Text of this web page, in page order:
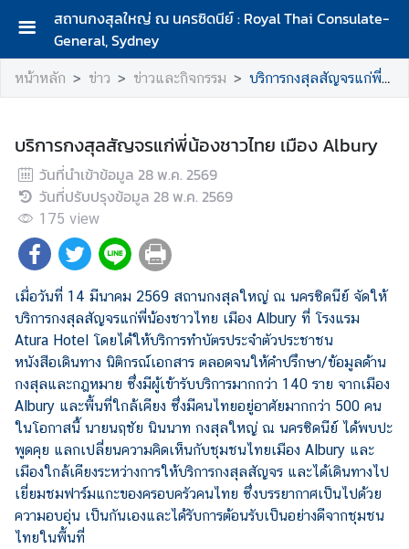
สถานกงสุลใหญ่ ณ นครซิดนีย์ : Royal Thai Consulate-
General, Sydney
ห
น้
ลั
ก
เ
กี่
ย
ว
กั
บ
ส
ถ
า
น
ก
ง
สุ
ล
ใ
ห
หน้าหลัก ข่าว ข่าวและกิจกรรม บริการกงสุลสัญจรแก่พี่น้องชาวไทย เมือง Albury
บริการกงสุลสัญจรแก่พี่น้องชาวไทย เมือง Albury
วันที่นำเข้าข้อมูล 28 พ.ค. 2569
วันที่ปรับปรุงข้อมูล 28 พ.ค. 2569
175 view
เมื่อวันที่ 14 มีนาคม 2569 สถานกงสุลใหญ่ ณ นครซิดนีย์ จัดให้
บริการกงสุลสัญจรแก่พี่น้องชาวไทย เมือง Albury ที่ โรงแรม
Atura Hotel โดยได้ให้บริการทำบัตรประจำตัวประชาชน
หนังสือเดินทาง นิติกรณ์เอกสาร ตลอดจนให้คำปรึกษา/ข้อมูลด้าน
กงสุลและกฎหมาย ซึ่งมีผู้เข้ารับบริการมากกว่า 140 ราย จากเมือง
Albury และพื้นที่ใกล้เคียง ซึ่งมีคนไทยอยู่อาศัยมากกว่า 500 คน
ในโอกาสนี้ นายนฤชัย นินนาท กงสุลใหญ่ ณ นครซิดนีย์ ได้พบปะ
พูดคุย แลกเปลี่ยนความคิดเห็นกับชุมชนไทยเมือง Albury และ
เมืองใกล้เคียงระหว่างการให้บริการกงสุลสัญจร และได้เดินทางไป
เยี่ยมชมฟาร์มแกะของครอบครัวคนไทย ซึ่งบรรยากาศเป็นไปด้วย
ความอบอุ่น เป็นกันเองและได้รับการต้อนรับเป็นอย่างดีจากชุมชน
ไทยในพื้นที่